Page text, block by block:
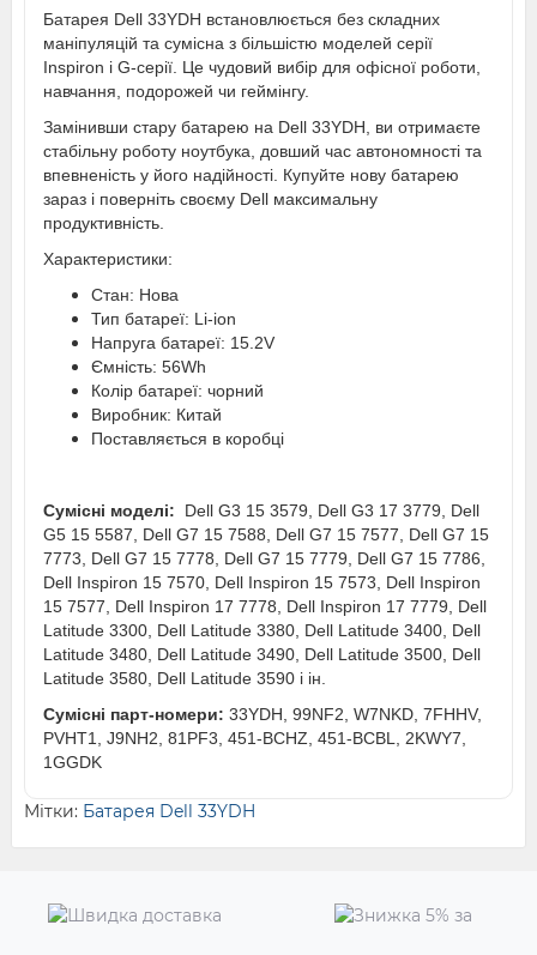
Батарея Dell 33YDH встановлюється без складних
маніпуляцій та сумісна з більшістю моделей серії
Inspiron і G-серії. Це чудовий вибір для офісної роботи,
навчання, подорожей чи геймінгу.
Замінивши стару батарею на Dell 33YDH, ви отримаєте
стабільну роботу ноутбука, довший час автономності та
впевненість у його надійності. Купуйте нову батарею
зараз і поверніть своєму Dell максимальну
продуктивність.
Характеристики:
Стан: Нова
Тип батареї: Li-ion
Напруга батареї: 15.2V
Ємність: 56Wh
Колір батареї: чорний
Виробник: Китай
Поставляється в коробці
Сумісні моделі:
Dell G3 15 3579, Dell G3 17 3779, Dell
G5 15 5587, Dell G7 15 7588, Dell G7 15 7577, Dell G7 15
7773, Dell G7 15 7778, Dell G7 15 7779, Dell G7 15 7786,
Dell Inspiron 15 7570, Dell Inspiron 15 7573, Dell Inspiron
15 7577, Dell Inspiron 17 7778, Dell Inspiron 17 7779, Dell
Latitude 3300, Dell Latitude 3380, Dell Latitude 3400, Dell
Latitude 3480, Dell Latitude 3490, Dell Latitude 3500, Dell
Latitude 3580, Dell Latitude 3590 і ін.
Сумісні парт-номери: 33YDH, 99NF2, W7NKD, 7FHHV,
PVHT1, J9NH2, 81PF3, 451-BCHZ, 451-BCBL, 2KWY7,
1GGDK
Мітки: Батарея Dell 33YDH